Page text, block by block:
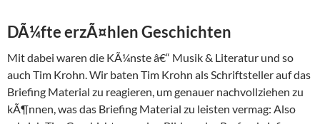
DÃ¼fte erzÃ¤hlen Geschichten
Mit dabei waren die KÃ¼nste â€“ Musik & Literatur und so
auch Tim Krohn. Wir baten Tim Krohn als Schriftsteller auf das
Briefing Material zu reagieren, um genauer nachvollziehen zu
kÃ¶nnen, was das Briefing Material zu leisten vermag: Also